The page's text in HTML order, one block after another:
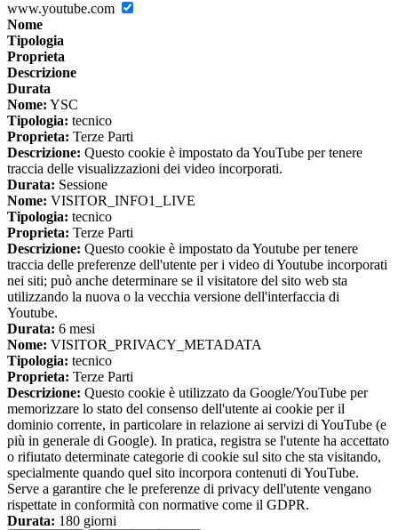
www.youtube.com
Nome
Tipologia
Proprieta
Descrizione
Durata
Nome: YSC
Tipologia: tecnico
Proprieta: Terze Parti
Descrizione: Questo cookie è impostato da YouTube per tenere
traccia delle visualizzazioni dei video incorporati.
Durata: Sessione
Nome: VISITOR_INFO1_LIVE
Tipologia: tecnico
Proprieta: Terze Parti
Descrizione: Questo cookie è impostato da Youtube per tenere
traccia delle preferenze dell'utente per i video di Youtube incorporati
nei siti; può anche determinare se il visitatore del sito web sta
utilizzando la nuova o la vecchia versione dell'interfaccia di
Youtube.
Durata: 6 mesi
Nome: VISITOR_PRIVACY_METADATA
Tipologia: tecnico
Proprieta: Terze Parti
Descrizione: Questo cookie è utilizzato da Google/YouTube per
memorizzare lo stato del consenso dell'utente ai cookie per il
dominio corrente, in particolare in relazione ai servizi di YouTube (e
più in generale di Google). In pratica, registra se l'utente ha accettato
o rifiutato determinate categorie di cookie sul sito che sta visitando,
specialmente quando quel sito incorpora contenuti di YouTube.
Serve a garantire che le preferenze di privacy dell'utente vengano
rispettate in conformità con normative come il GDPR.
Durata: 180 giorni